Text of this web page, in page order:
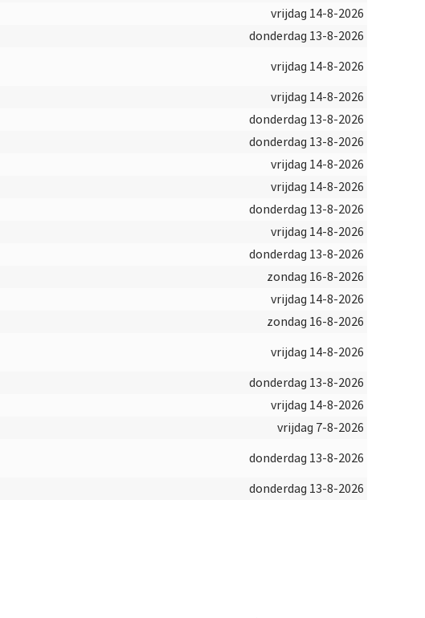
vrijdag 14-8-2026
donderdag 13-8-2026
vrijdag 14-8-2026
vrijdag 14-8-2026
donderdag 13-8-2026
donderdag 13-8-2026
vrijdag 14-8-2026
vrijdag 14-8-2026
donderdag 13-8-2026
vrijdag 14-8-2026
donderdag 13-8-2026
zondag 16-8-2026
vrijdag 14-8-2026
zondag 16-8-2026
vrijdag 14-8-2026
donderdag 13-8-2026
vrijdag 14-8-2026
vrijdag 7-8-2026
donderdag 13-8-2026
donderdag 13-8-2026